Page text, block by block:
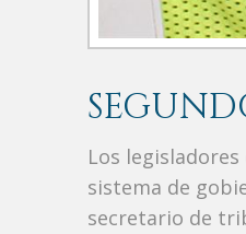
Los
sistema de
secretario de